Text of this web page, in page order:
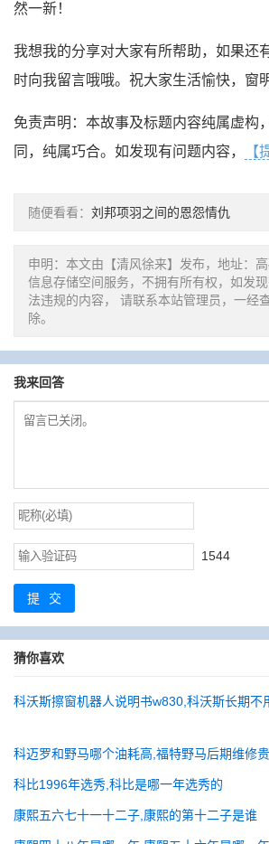
然一新！
我想我的分享对大家有所帮助，如果还
时向我留言哦哦。祝大家生活愉快，窗
免责声明：本故事及标题内容纯属虚构
同，纯属巧合。如发现有问题内容，
【
随便看看： 刘邦项羽之间的恩怨情仇
申明：本文由【清风徐来】发布，地址：
信息存储空间服务，不拥有所有权，如发
法违规的内容， 请联系本站管理员，一经
除。
我来回答
1544
提交
猜你喜欢
科沃斯擦窗机器人说明书w830,科沃斯长期不
科迈罗和野马哪个油耗高,福特野马后期维修
科比1996年选秀,科比是哪一年选秀的
康熙五六七十一十二子,康熙的第十二子是谁